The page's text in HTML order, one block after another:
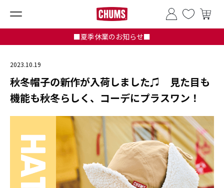
■夏季休業のお知らせ■
2023.10.19
秋冬帽子の新作が入荷しました♫ 見た目も
機能も秋冬らしく、コーデにプラスワン！